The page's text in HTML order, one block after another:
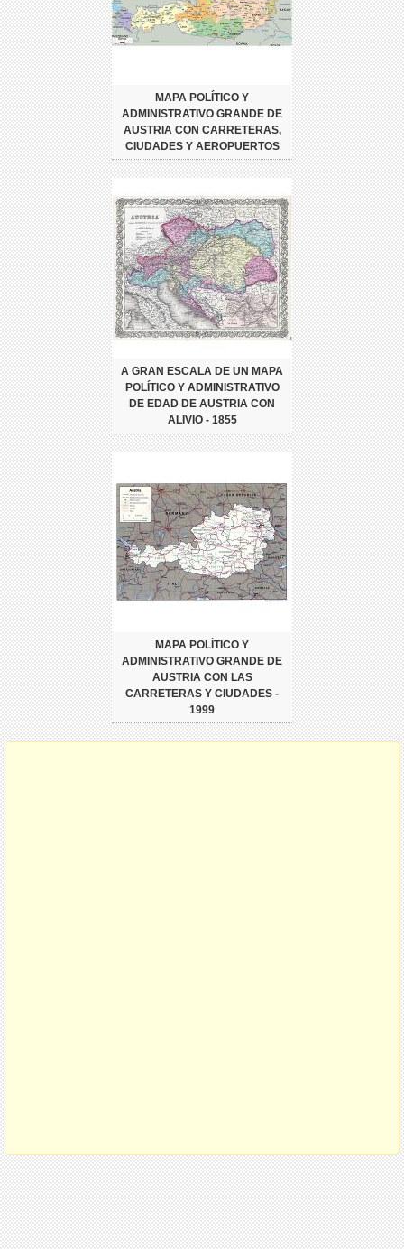
MAPA POLÍTICO Y
ADMINISTRATIVO GRANDE DE
AUSTRIA CON CARRETERAS,
CIUDADES Y AEROPUERTOS
A GRAN ESCALA DE UN MAPA
POLÍTICO Y ADMINISTRATIVO
DE EDAD DE AUSTRIA CON
ALIVIO - 1855
MAPA POLÍTICO Y
ADMINISTRATIVO GRANDE DE
AUSTRIA CON LAS
CARRETERAS Y CIUDADES -
1999